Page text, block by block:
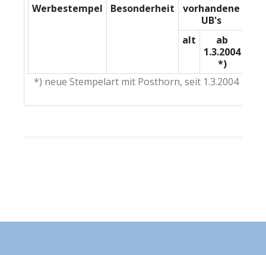
Werbestempel Besonderheit
vorhandene
UB's
alt
ab
1.3.2004
*)
*) neue Stempelart mit Posthorn, seit 1.3.2004